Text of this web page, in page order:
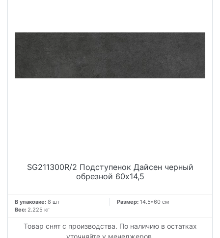
SG211300R/2 Подступенок Дайсен черный
обрезной 60x14,5
В упаковке: 8 шт Размер: 14.5*60 см
Вес: 2.225 кг
Товар снят с производства. По наличию в остатках
уточняйте у менеджеров.